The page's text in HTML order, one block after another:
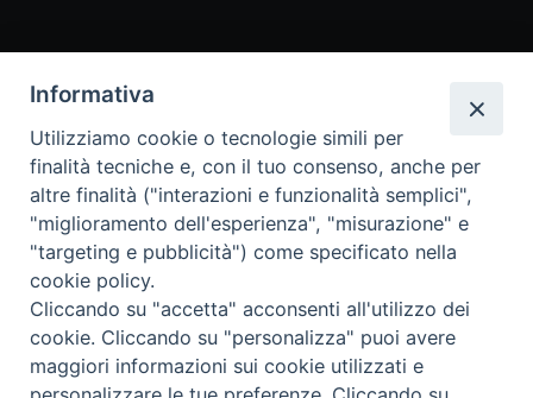
86170 Isernia
086550849
segreteria@diocesiiserniavenafro.it
I nostri social
Copyright © 2018 - Diocesi di Isernia-Venafro (C.F.
90008750946). Riproduzione solo con permesso.
Tutti i diritti sono riservati
Informativa
Utilizziamo cookie o tecnologie simili per
finalità tecniche e, con il tuo consenso, anche per
altre finalità ("interazioni e funzionalità semplici",
"miglioramento dell'esperienza", "misurazione" e
"targeting e pubblicità") come specificato nella
cookie policy.
Cliccando su "accetta" acconsenti all'utilizzo dei
cookie. Cliccando su "personalizza" puoi avere
maggiori informazioni sui cookie utilizzati e